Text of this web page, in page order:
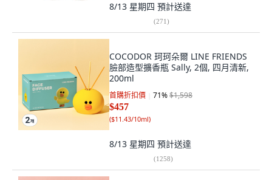
8/13 星期四 預計送達
(271)
COCODOR 珂珂朵爾 LINE FRIENDS
臉部造型擴香瓶 Sally, 2個, 四月清新,
200ml
首購折扣價 71%$1,598
$457
($11.43/10ml)
8/13 星期四 預計送達
(1258)